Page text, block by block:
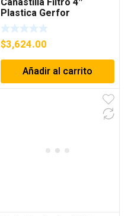
Plastica Gerfor
$3,624.00
Añadir al carrito